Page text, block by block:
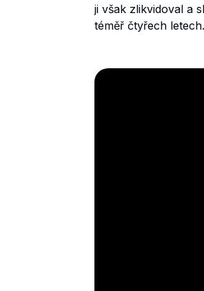
ji však zlikvidoval a
téměř čtyřech letech.